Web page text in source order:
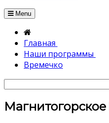
Menu
Главная
Наши программы
Времечко